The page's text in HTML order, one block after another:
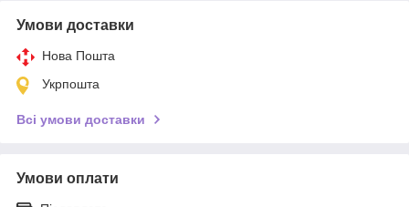
Умови доставки
Нова Пошта
Укрпошта
Всі умови доставки
Умови оплати